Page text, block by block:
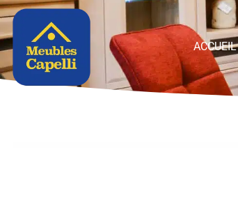
ACCUEIL
Panneau de gestion des cookies